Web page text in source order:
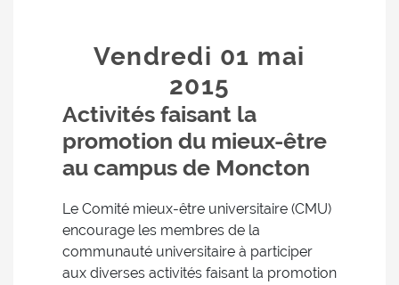
Vendredi 01 mai
2015
Activités faisant la
promotion du mieux-être
au campus de Moncton
Le Comité mieux-être universitaire (CMU)
encourage les membres de la
communauté universitaire à participer
aux diverses activités faisant la promotion